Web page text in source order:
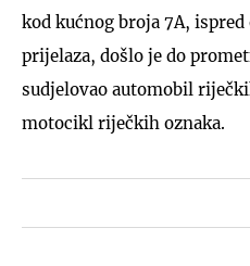
kod kućnog broja 7A,
prijelaza, došlo je do
sudjelovao automobil
motocikl riječkih oznaka.